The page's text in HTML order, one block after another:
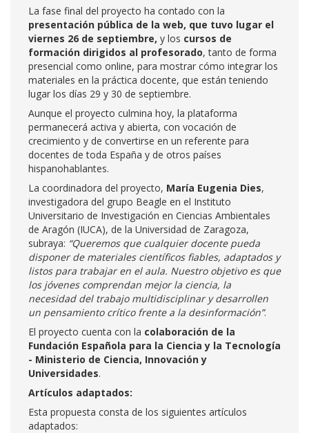
La fase final del proyecto ha contado con la
presentación pública de la web, que tuvo lugar el
viernes 26 de septiembre, y los cursos de
formación dirigidos al profesorado, tanto de forma
presencial como online, para mostrar cómo integrar los
materiales en la práctica docente, que están teniendo
lugar los días 29 y 30 de septiembre.
Aunque el proyecto culmina hoy, la plataforma
permanecerá activa y abierta, con vocación de
crecimiento y de convertirse en un referente para
docentes de toda España y de otros países
hispanohablantes.
La coordinadora del proyecto, María Eugenia Dies,
investigadora del grupo Beagle en el Instituto
Universitario de Investigación en Ciencias Ambientales
de Aragón (IUCA), de la Universidad de Zaragoza,
subraya: “Queremos que cualquier docente pueda
disponer de materiales científicos fiables, adaptados y
listos para trabajar en el aula. Nuestro objetivo es que
los jóvenes comprendan mejor la ciencia, la
necesidad del trabajo multidisciplinar y desarrollen
un pensamiento crítico frente a la desinformación”.
El proyecto cuenta con la colaboración de la
Fundación Española para la Ciencia y la Tecnología
- Ministerio de Ciencia, Innovación y
Universidades.
Artículos adaptados:
Esta propuesta consta de los siguientes artículos
adaptados: